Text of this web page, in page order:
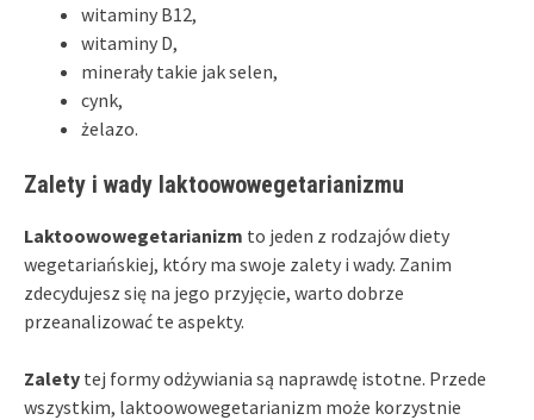
witaminy B12,
witaminy D,
minerały takie jak selen,
cynk,
żelazo.
Zalety i wady laktoowowegetarianizmu
Laktoowowegetarianizm to jeden z rodzajów diety
wegetariańskiej, który ma swoje zalety i wady. Zanim
zdecydujesz się na jego przyjęcie, warto dobrze
przeanalizować te aspekty.
Zalety tej formy odżywiania są naprawdę istotne. Przede
wszystkim, laktoowowegetarianizm może korzystnie